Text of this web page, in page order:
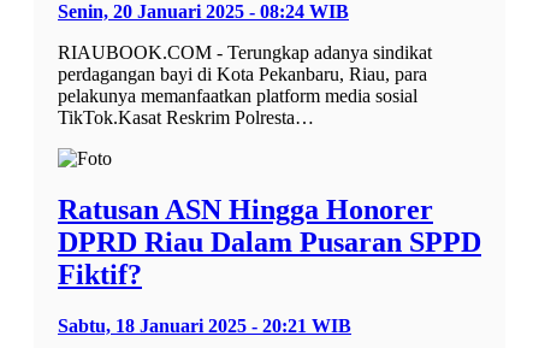
Senin, 20 Januari 2025 - 08:24 WIB
RIAUBOOK.COM - Terungkap adanya sindikat
perdagangan bayi di Kota Pekanbaru, Riau, para
pelakunya memanfaatkan platform media sosial
TikTok.Kasat Reskrim Polresta…
Ratusan ASN Hingga Honorer
DPRD Riau Dalam Pusaran SPPD
Fiktif?
Sabtu, 18 Januari 2025 - 20:21 WIB